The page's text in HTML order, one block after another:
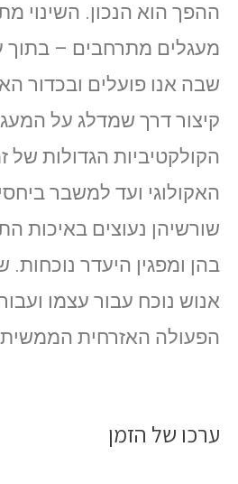
ההפך הוא הנכון. השינוי
מעגלים מתרחבים – בתוך
שבה אנו פועלים ובכדור
קיצור דרך שמדלג על
הקולקטיביות הגדולות של
האקולוגי ועד למשבר
שורשיהן נעוצים באיכות
בהן ומפגין היעדר נוכחות.
אנוש נוכח עבור עצמו
הפעולה האזרחית הממשית
ערכו של הזמן